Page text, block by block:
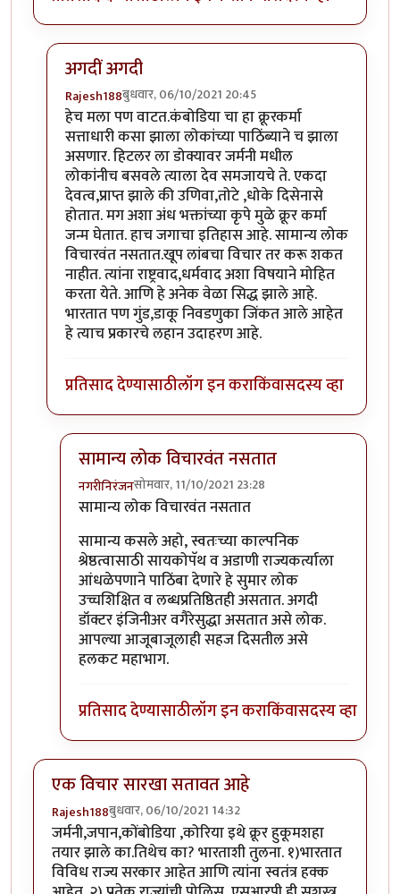
अगदीं अगदी
Rajesh188बुधवार, 06/10/2021 20:45
In reply toएक व्यक्ती?byनगरीनिरंजन
हेच मला पण वाटत.कंबोडिया चा हा क्रूरकर्मा
सत्ताधारी कसा झाला लोकांच्या पाठिंब्याने च झाला
असणार. हिटलर ला डोक्यावर जर्मनी मधील
लोकांनीच बसवले त्याला देव समजायचे ते. एकदा
देवत्व,प्राप्त झाले की उणिवा,तोटे ,धोके दिसेनासे
होतात. मग अशा अंध भक्तांच्या कृपे मुळे क्रूर कर्मा
जन्म घेतात. हाच जगाचा इतिहास आहे. सामान्य लोक
विचारवंत नसतात.खूप लांबचा विचार तर करू शकत
नाहीत. त्यांना राष्ट्रवाद,धर्मवाद अशा विषयाने मोहित
करता येते. आणि हे अनेक वेळा सिद्ध झाले आहे.
भारतात पण गुंड,डाकू निवडणुका जिंकत आले आहेत
हे त्याच प्रकारचे लहान उदाहरण आहे.
प्रतिसाद देण्यासाठीलॉग इन कराकिंवासदस्य व्हा
सामान्य लोक विचारवंत नसतात
नगरीनिरंजनसोमवार, 11/10/2021 23:28
In reply toअगदीं अगदीbyRajesh188
सामान्य लोक विचारवंत नसतात
सामान्य कसले अहो, स्वतःच्या काल्पनिक
श्रेष्ठत्वासाठी सायकोपॅथ व अडाणी राज्यकर्त्याला
आंधळेपणाने पाठिंबा देणारे हे सुमार लोक
उच्चशिक्षित व लब्धप्रतिष्ठितही असतात. अगदी
डॉक्टर इंजिनीअर वगैरेसुद्धा असतात असे लोक.
आपल्या आजूबाजूलाही सहज दिसतील असे
हलकट महाभाग.
प्रतिसाद देण्यासाठीलॉग इन कराकिंवासदस्य व्हा
एक विचार सारखा सतावत आहे
Rajesh188बुधवार, 06/10/2021 14:32
जर्मनी,जपान,कोंबोडिया ,कोरिया इथे क्रूर हुकूमशहा
तयार झाले का.तिथेच का? भारताशी तुलना. १)भारतात
विविध राज्य सरकार आहेत आणि त्यांना स्वतंत्र हक्क